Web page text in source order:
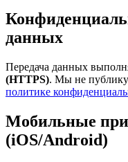
данных
Передача данных
(HTTPS). Мы не
политике
Мобильные
(iOS/Android)